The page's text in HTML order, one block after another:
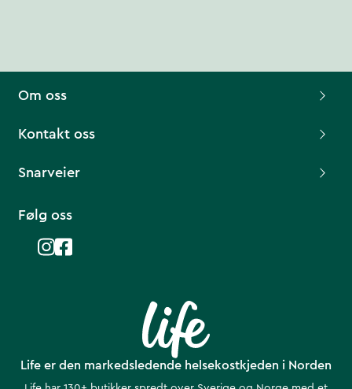
Life er den markedsledende helsekostkjeden i Norden
Om oss
Kontakt oss
Snarveier
Følg oss